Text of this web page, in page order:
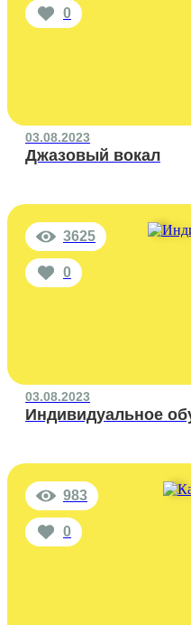
0
03.08.2023
Джазовый вокал
3625
0
03.08.2023
Индивидуальное
983
0